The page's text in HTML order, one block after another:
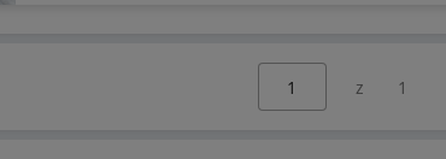
z 1